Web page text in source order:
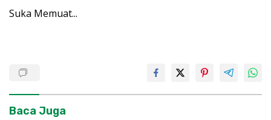
Suka Memuat...
Baca Juga